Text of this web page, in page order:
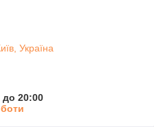
Україна
до 20:00